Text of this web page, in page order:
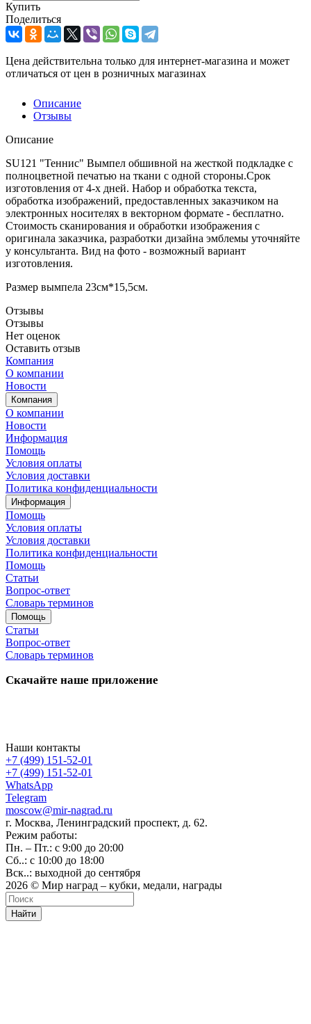
Купить
Поделиться
Цена действительна только для интернет-магазина и может
отличаться от цен в розничных магазинах
Описание
Отзывы
Описание
SU121 "Теннис" Вымпел обшивной на жесткой подкладке с
полноцветной печатью на ткани с одной стороны.Срок
изготовления от 4-х дней. Набор и обработка текста,
обработка изображений, предоставленных заказчиком на
электронных носителях в векторном формате - бесплатно.
Стоимость сканирования и обработки изображения с
оригинала заказчика, разработки дизайна эмблемы уточняйте
у консультанта. Вид на фото - возможный вариант
изготовления.
Размер вымпела 23см*15,5см.
Отзывы
Отзывы
Нет оценок
Оставить отзыв
Компания
О компании
Новости
Компания
О компании
Новости
Информация
Помощь
Условия оплаты
Условия доставки
Политика конфиденциальности
Информация
Помощь
Условия оплаты
Условия доставки
Политика конфиденциальности
Помощь
Статьи
Вопрос-ответ
Словарь терминов
Помощь
Статьи
Вопрос-ответ
Словарь терминов
Скачайте наше приложение
Наши контакты
+7 (499) 151-52-01
+7 (499) 151-52-01
WhatsApp
Telegram
moscow@mir-nagrad.ru
г. Москва, Ленинградский проспект, д. 62.
Режим работы:
Пн. – Пт.: с 9:00 до 20:00
Сб..: с 10:00 до 18:00
Вск..: выходной до сентября
2026 © Мир наград – кубки, медали, награды
Найти